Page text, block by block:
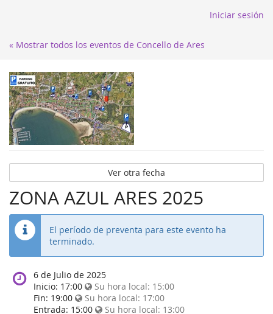
Iniciar sesión
« Mostrar todos los eventos de Concello de Ares
Ver otra fecha
ZONA AZUL ARES 2025
El período de preventa para este evento ha
terminado.
When
does
the
event
6 de Julio de 2025
Inicio: 17:00 Su hora local: 15:00
Fin: 19:00 Su hora local: 17:00
Entrada: 15:00 Su hora local: 13:00